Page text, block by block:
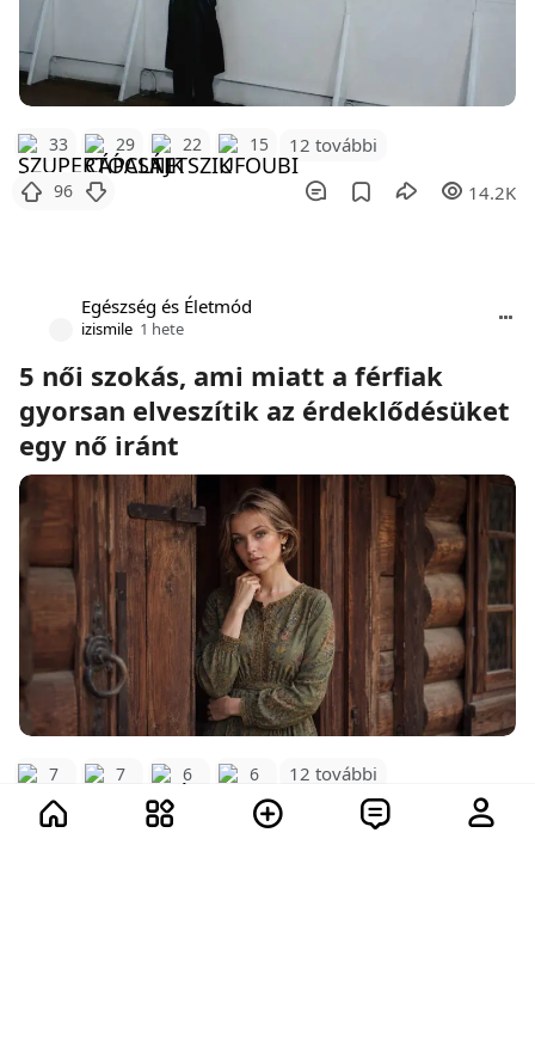
33 29 22 15 12 további
96 14.2K
Egészség és Életmód
izismile 1 hete
5 női szokás, ami miatt a férfiak
gyorsan elveszítik az érdeklődésüket
egy nő iránt
7 7 6 6 12 további
28 4.1K